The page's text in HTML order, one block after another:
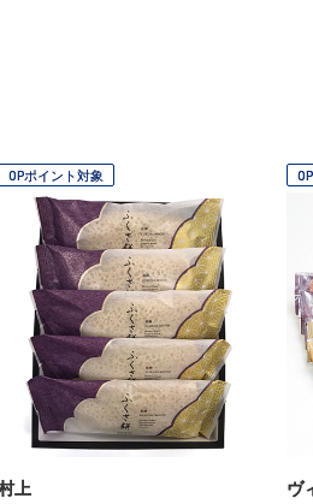
OPポイント対象
上
ヴ